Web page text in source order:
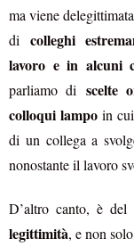
ma viene
dicolleghi
lavoro e in alcuni
parliamo di scelte
colloqui lampoin cui
di un collega a
nonostante il lavoro
D’altro canto, è
legittimità, e non